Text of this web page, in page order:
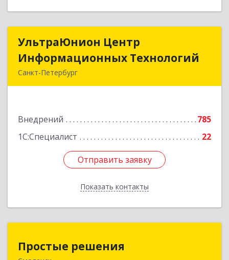
УльтраЮнион Центр
Информационных Технологий
Санкт-Петербург
Внедрений
785
1С:Специалист
22
Отправить заявку
Показать контакты
УльтраЮнион Центр
Информационных Технологий
Подробнее
Отправить заявку
Назад
Простые решения